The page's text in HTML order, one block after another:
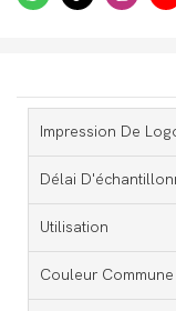
Impression De
Délai
Utilisation
Couleur Commune